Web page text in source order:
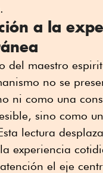
a la
del maestro
no se
ni como una
sino como
lectura
experiencia
el eje